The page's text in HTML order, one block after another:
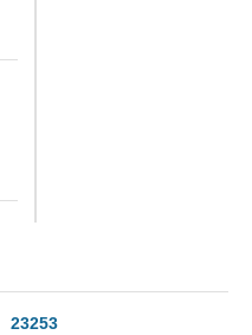
23253